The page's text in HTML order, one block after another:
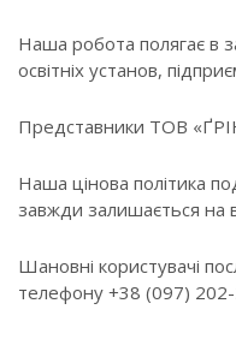
Наша робота полягає в
освітніх установ,
Представники ТОВ
Наша цінова політика
завжди залишається на
Шановні користувачі
телефону +38 (097)